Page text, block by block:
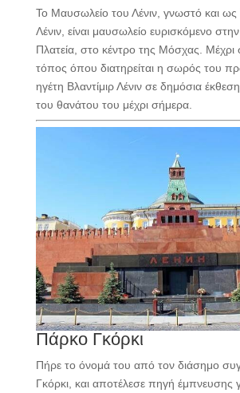
Το Μαυσωλείο του Λένιν, γνωστό και
Λένιν, είναι μαυσωλείο ευρισκόμενο
Πλατεία, στο κέντρο της Μόσχας. Μέχρι
τόπος όπου διατηρείται η σωρός του
ηγέτη Βλαντίμιρ Λένιν σε δημόσια
του θανάτου του μέχρι σήμερα.
Πάρκο Γκόρκι
Πήρε το όνομά του από τον διάσημο
Γκόρκι, και αποτέλεσε πηγή έμπνευσης